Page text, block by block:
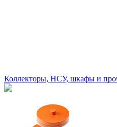
Коллекторы, НСУ, шкафы и